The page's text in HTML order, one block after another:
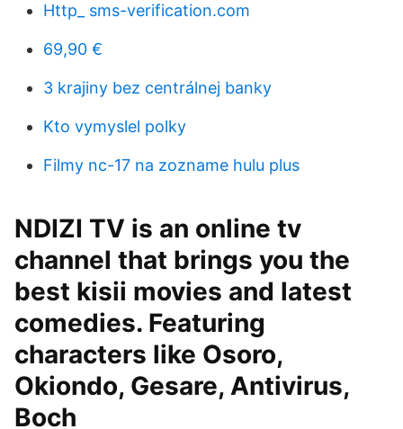
Http_ sms-verification.com
69,90 €
3 krajiny bez centrálnej banky
Kto vymyslel polky
Filmy nc-17 na zozname hulu plus
NDIZI TV is an online tv
channel that brings you the
best kisii movies and latest
comedies. Featuring
characters like Osoro,
Okiondo, Gesare, Antivirus,
Boch